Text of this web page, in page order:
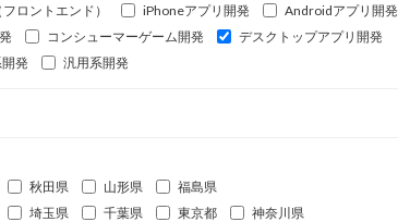
ロントエンド） iPhoneアプリ開発
Androidアプリ開発
コンシューマーゲーム開発
デスクトップアプリ開発
発 汎用系開発
秋田県 山形県
福島県
埼玉県 千葉県 東京都
神奈川県